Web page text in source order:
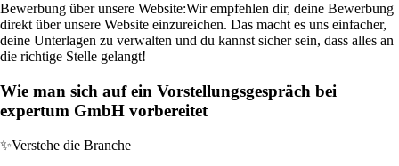
Bewerbung über unsere Website:Wir empfehlen dir, deine Bewerbung
direkt über unsere Website einzureichen. Das macht es uns einfacher,
deine Unterlagen zu verwalten und du kannst sicher sein, dass alles an
die richtige Stelle gelangt!
Wie man sich auf ein Vorstellungsgespräch bei
expertum GmbH vorbereitet
✨Verstehe die Branche